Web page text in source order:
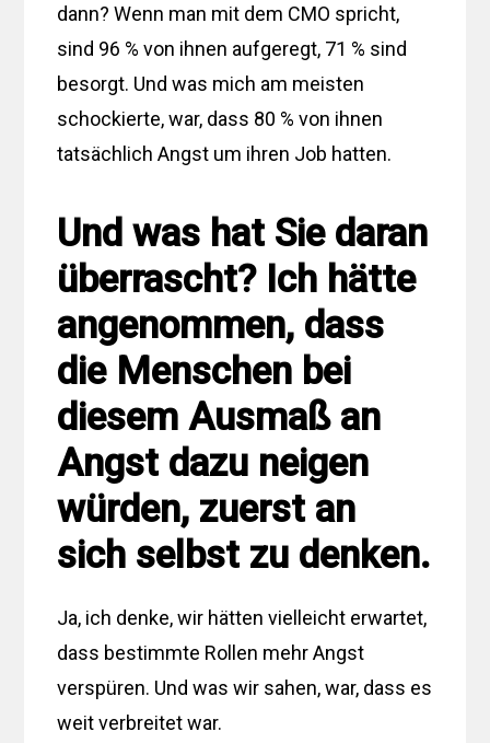
dann? Wenn man mit dem CMO spricht,
sind 96 % von ihnen aufgeregt, 71 % sind
besorgt. Und was mich am meisten
schockierte, war, dass 80 % von ihnen
tatsächlich Angst um ihren Job hatten.
Und was hat Sie daran
überrascht? Ich hätte
angenommen, dass
die Menschen bei
diesem Ausmaß an
Angst dazu neigen
würden, zuerst an
sich selbst zu denken.
Ja, ich denke, wir hätten vielleicht erwartet,
dass bestimmte Rollen mehr Angst
verspüren. Und was wir sahen, war, dass es
weit verbreitet war.